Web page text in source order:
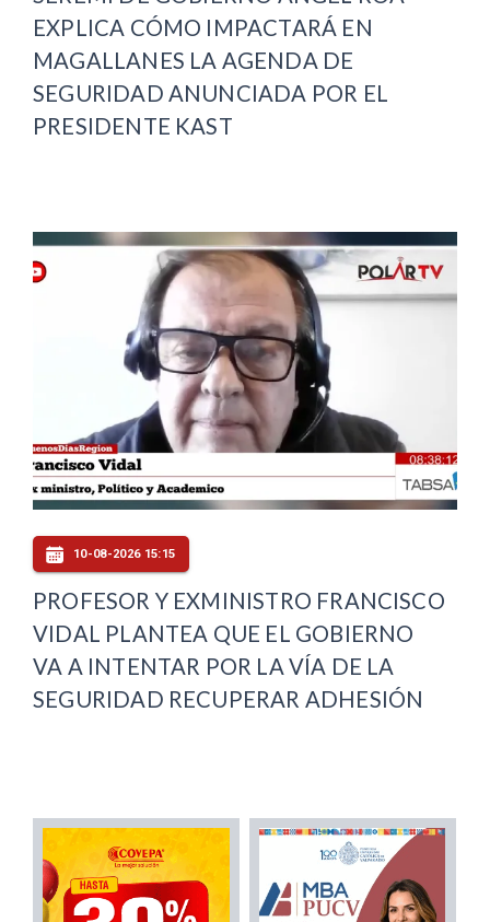
EXPLICA CÓMO IMPACTARÁ EN
MAGALLANES LA AGENDA DE
SEGURIDAD ANUNCIADA POR EL
PRESIDENTE KAST
10-08-2026 15:15
PROFESOR Y EXMINISTRO FRANCISCO
VIDAL PLANTEA QUE EL GOBIERNO
VA A INTENTAR POR LA VÍA DE LA
SEGURIDAD RECUPERAR ADHESIÓN